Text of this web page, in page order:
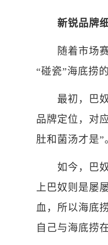
新锐品牌
随着市场赛
“碰瓷”海底捞
最初，巴奴
品牌定位，对
肚和菌汤才是”
如今，巴奴
上巴奴则是屡
血，所以海底
自己与海底捞